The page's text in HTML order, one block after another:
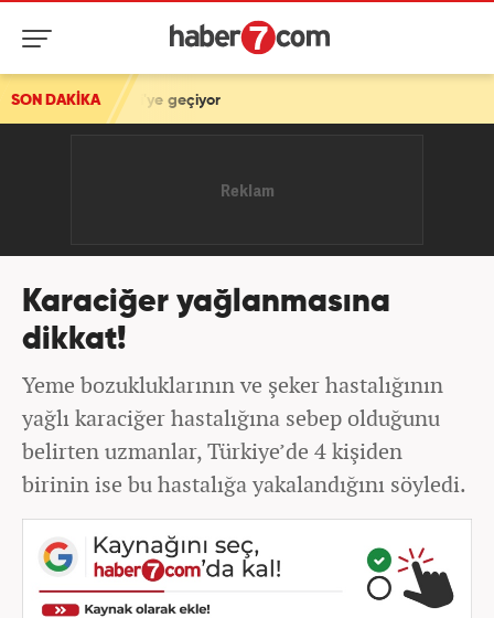
SON DAKİKA
geçiyor
Karaciğer yağlanmasına
dikkat!
Yeme bozukluklarının ve şeker hastalığının
yağlı karaciğer hastalığına sebep olduğunu
belirten uzmanlar, Türkiye’de 4 kişiden
birinin ise bu hastalığa yakalandığını söyledi.